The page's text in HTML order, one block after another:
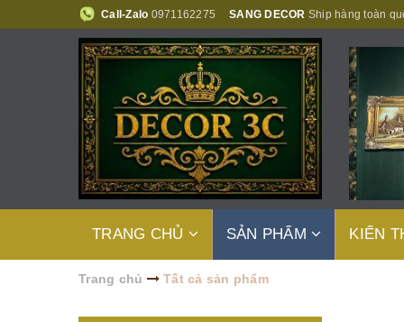
Call-Zalo 0971162275 SANG DECOR Ship hàng toàn
TRANG CHỦ SẢN PHẨM KIẾN
Trang chủ Tất cả sản phẩm